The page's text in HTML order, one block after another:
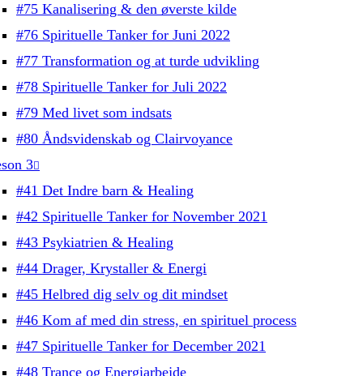
#75 Kanalisering & den øverste kilde
#76 Spirituelle Tanker for Juni 2022
#77 Transformation og at turde udvikling
#78 Spirituelle Tanker for Juli 2022
#79 Med livet som indsats
#80 Åndsvidenskab og Clairvoyance
3
#41 Det Indre barn & Healing
#42 Spirituelle Tanker for November 2021
#43 Psykiatrien & Healing
#44 Drager, Krystaller & Energi
#45 Helbred dig selv og dit mindset
#46 Kom af med din stress, en spirituel process
#47 Spirituelle Tanker for December 2021
#48 Trance og Energiarbejde